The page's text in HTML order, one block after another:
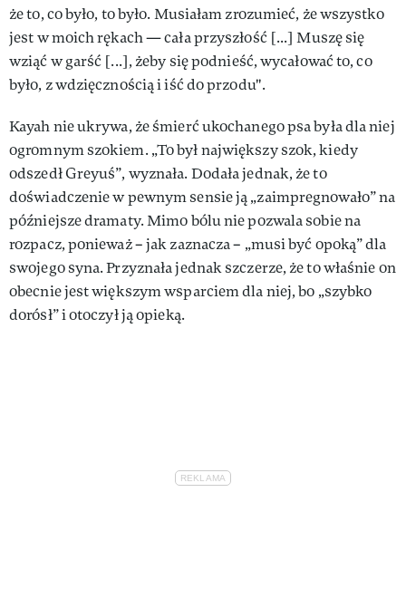
że to, co było, to było. Musiałam zrozumieć, że wszystko
jest w moich rękach — cała przyszłość [...] Muszę się
wziąć w garść [...], żeby się podnieść, wycałować to, co
było, z wdzięcznością i iść do przodu".
Kayah nie ukrywa, że śmierć ukochanego psa była dla niej
ogromnym szokiem. „To był największy szok, kiedy
odszedł Greyuś”, wyznała. Dodała jednak, że to
doświadczenie w pewnym sensie ją „zaimpregnowało” na
późniejsze dramaty. Mimo bólu nie pozwala sobie na
rozpacz, ponieważ – jak zaznacza – „musi być opoką” dla
swojego syna. Przyznała jednak szczerze, że to właśnie on
obecnie jest większym wsparciem dla niej, bo „szybko
dorósł” i otoczył ją opieką.